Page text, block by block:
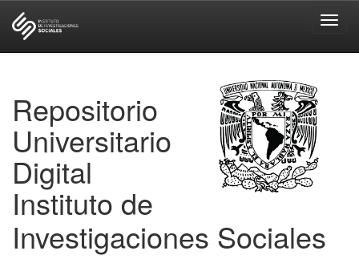
Repositorio
Universitario
Digital
Instituto de
Investigaciones Sociales